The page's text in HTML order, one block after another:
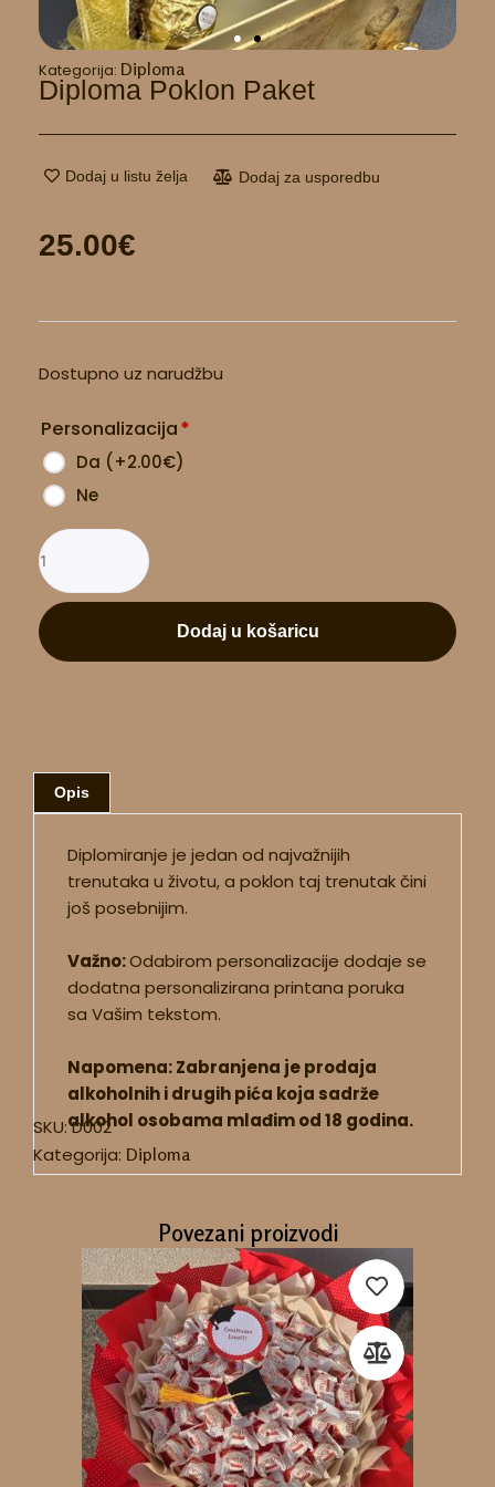
Kategorija: Diploma
Diploma Poklon Paket
Dodaj u listu želja Dodaj za usporedbu
25.00€
Dostupno uz narudžbu
Personalizacija*
Da (+2.00€)
Ne
poklon
količina
Dodaj u košaricu
Opis
Diplomiranje je jedan od najvažnijih
trenutaka u životu, a poklon taj trenutak čini
još posebnijim.
Važno:Odabirom personalizacije dodaje se
dodatna personalizirana printana poruka
sa Vašim tekstom.
Napomena: Zabranjena je prodaja
alkoholnih i drugih pića koja sadrže
alkohol osobama mlađim od 18 godina.
SKU:D002
Kategorija: Diploma
Povezani proizvodi